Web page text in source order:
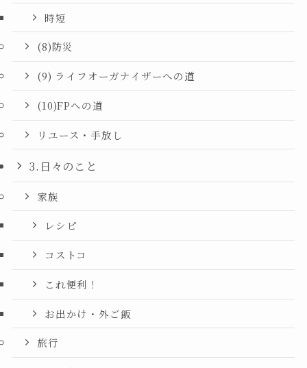
時短
(8)防災
(9) ライフオーガナイザーへの道
(10)FPへの道
リユース・手放し
3.日々のこと
家族
レシピ
コストコ
これ便利！
お出かけ・外ご飯
旅行